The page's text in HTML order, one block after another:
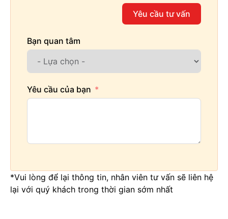
Yêu cầu tư vấn
Bạn quan tâm
Yêu cầu của bạn
*Vui lòng để lại thông tin, nhân viên tư vấn sẽ liên hệ
lại với quý khách trong thời gian sớm nhất